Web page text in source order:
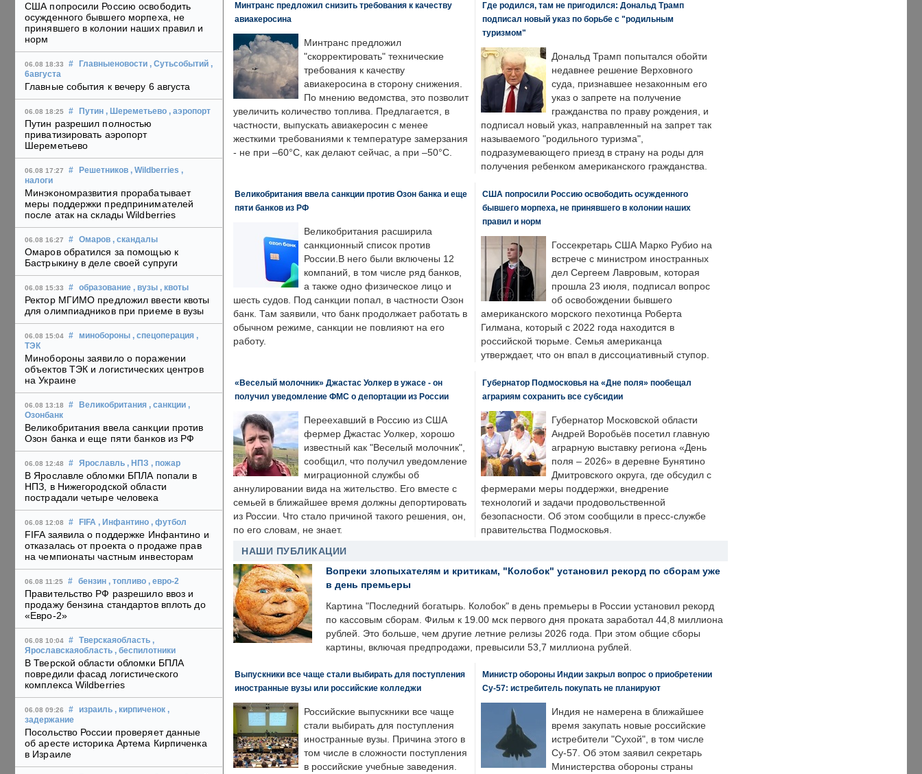
США попросили Россию освободить
осужденного бывшего морпеха, не
принявшего в колонии наших правил и
норм
06.08 18:33 # Главныеновости , Сутьсобытий ,
6августа
Главные события к вечеру 6 августа
06.08 18:25 # Путин , Шереметьево , аэропорт
Путин разрешил полностью
приватизировать аэропорт
Шереметьево
06.08 17:27 # Решетников , Wildberries ,
налоги
Минэкономразвития прорабатывает
меры поддержки предпринимателей
после атак на склады Wildberries
06.08 16:27 # Омаров , скандалы
Омаров обратился за помощью к
Бастрыкину в деле своей супруги
06.08 15:33 # образование , вузы , квоты
Ректор МГИМО предложил ввести квоты
для олимпиадников при приеме в вузы
06.08 15:04 # минобороны , спецоперация ,
ТЭК
Минобороны заявило о поражении
объектов ТЭК и логистических центров
на Украине
06.08 13:18 # Великобритания , санкции ,
Озонбанк
Великобритания ввела санкции против
Озон банка и еще пяти банков из РФ
06.08 12:48 # Ярославль , НПЗ , пожар
В Ярославле обломки БПЛА попали в
НПЗ, в Нижегородской области
пострадали четыре человека
06.08 12:08 # FIFA , Инфантино , футбол
FIFA заявила о поддержке Инфантино и
отказалась от проекта о продаже прав
на чемпионаты частным инвесторам
06.08 11:25 # бензин , топливо , евро-2
Правительство РФ разрешило ввоз и
продажу бензина стандартов вплоть до
«Евро-2»
06.08 10:04 # Тверскаяобласть ,
Ярославскаяобласть , беспилотники
В Тверской области обломки БПЛА
повредили фасад логистического
комплекса Wildberries
06.08 09:26 # израиль , кирпиченок ,
задержание
Посольство России проверяет данные
об аресте историка Артема Кирпиченка
в Израиле
Минтранс предложил снизить требования к качеству
авиакеросина
Минтранс предложил
"скорректировать" технические
требования к качеству
авиакеросина в сторону снижения.
По мнению ведомства, это позволит
увеличить количество топлива. Предлагается, в
частности, выпускать авиакеросин с менее
жесткими требованиями к температуре замерзания
- не при –60°C, как делают сейчас, а при –50°C.
Где родился, там не пригодился: Дональд Трамп
подписал новый указ по борьбе с "родильным
туризмом"
Дональд Трамп попытался обойти
недавнее решение Верховного
суда, признавшее незаконным его
указ о запрете на получение
гражданства по праву рождения, и
подписал новый указ, направленный на запрет так
называемого "родильного туризма",
подразумевающего приезд в страну на роды для
получения ребенком американского гражданства.
Великобритания ввела санкции против Озон банка и еще
пяти банков из РФ
Великобритания расширила
санкционный список против
России.В него были включены 12
компаний, в том числе ряд банков,
а также одно физическое лицо и
шесть судов. Под санкции попал, в частности Озон
банк. Там заявили, что банк продолжает работать в
обычном режиме, санкции не повлияют на его
работу.
США попросили Россию освободить осужденного
бывшего морпеха, не принявшего в колонии наших
правил и норм
Госсекретарь США Марко Рубио на
встрече с министром иностранных
дел Сергеем Лавровым, которая
прошла 23 июля, подписал вопрос
об освобождении бывшего
американского морского пехотинца Роберта
Гилмана, который с 2022 года находится в
российской тюрьме. Семья американца
утверждает, что он впал в диссоциативный ступор.
«Веселый молочник» Джастас Уолкер в ужасе - он
получил уведомление ФМС о депортации из России
Переехавший в Россию из США
фермер Джастас Уолкер, хорошо
известный как "Веселый молочник",
сообщил, что получил уведомление
миграционной службы об
аннулировании вида на жительство. Его вместе с
семьей в ближайшее время должны депортировать
из России. Что стало причиной такого решения, он,
по его словам, не знает.
Губернатор Подмосковья на «Дне поля» пообещал
аграриям сохранить все субсидии
Губернатор Московской области
Андрей Воробьёв посетил главную
аграрную выставку региона «День
поля – 2026» в деревне Бунятино
Дмитровского округа, где обсудил с
фермерами меры поддержки, внедрение
технологий и задачи продовольственной
безопасности. Об этом сообщили в пресс-службе
правительства Подмосковья.
НАШИ ПУБЛИКАЦИИ
Вопреки злопыхателям и критикам, "Колобок" установил рекорд по сборам уже
в день премьеры
Картина "Последний богатырь. Колобок" в день премьеры в России установил рекорд
по кассовым сборам. Фильм к 19.00 мск первого дня проката заработал 44,8 миллиона
рублей. Это больше, чем другие летние релизы 2026 года. При этом общие сборы
картины, включая предпродажи, превысили 53,7 миллиона рублей.
Выпускники все чаще стали выбирать для поступления
иностранные вузы или российские колледжи
Российские выпускники все чаще
стали выбирать для поступления
иностранные вузы. Причина этого в
том числе в сложности поступления
в российские учебные заведения.
Министр обороны Индии закрыл вопрос о приобретении
Су-57: истребитель покупать не планируют
Индия не намерена в ближайшее
время закупать новые российские
истребители "Сухой", в том числе
Су-57. Об этом заявил секретарь
Министерства обороны страны